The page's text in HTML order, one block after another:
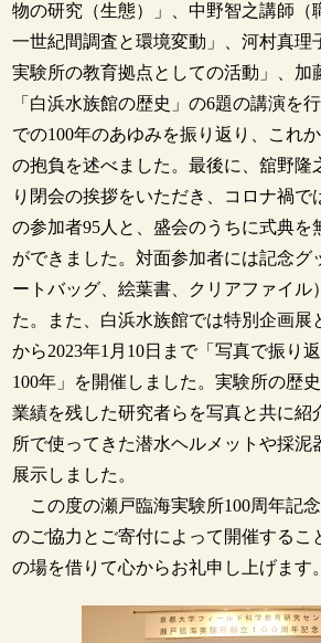
物の研究（生態）」、中野智之講師（
一世紀間調査と環境変動」、河村真理
実験所の教育拠点としての活動」、加
「白浜水族館の歴史」の6題の講演を
での100年のあゆみを振り返り、これ
の抱負を述べました。最後に、舘野隆
り閉会の挨拶をいただき、コロナ禍で
の参加者95人と、盛会のうちに式典を
ができました。対面参加者には記念グ
ートバッグ、絵葉書、クリアファイル
た。また、白浜水族館では特別企画展
から2023年1月10日まで「写真で振り
100年」を開催しました。実験所の歴
業績を残した研究者らを写真と共に紹
所で使ってきた潜水ヘルメットや採泥
展示しました。
この度の瀬戸臨海実験所100周年記
のご協力とご寄付によって開催するこ
の場を借りて心からお礼申し上げます。